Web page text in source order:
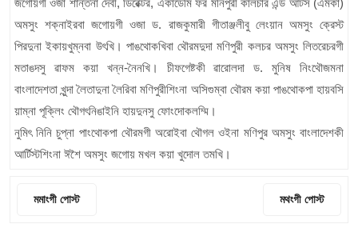
জগোয়গী ওজা শান্তনা দেবী, ডিরেক্টর, একাডেমি ফর মনিপুরী কালচার এন্ড আর্টস (এমকা)
অমসুং শক্নাইরবা জগোয়গী ওজা ড. রাজকুমারী গীতাঞ্জলীবু লেংয়ান অমসুং ক্রেস্ট
পিরদুনা ইকায়খুম্নবা উৎখি। পাঙথোকখিবা থৌরমদুদা মণিপুরী কলচর অমসুং লিতরেচরগী
মতাঙদসু ৱাফম কয়া খন্ন-নৈনখি। চীফগেষ্টকী ৱারোলদা ড. মুনিষ নিংথৌজমনা
বাংলাদেশতা খুন্দা লৈতাদুনা লৈরিবা মণিপুরীশিংনা অসিগুম্বা থৌরম কয়া পাঙথোকপা হায়বসি
য়াম্না পূক্লিং থৌগৎনিঙাইনি হায়দুনসু ফোংদোকলম্মি।
নুমিৎ নিনি চুপ্না পাংথোকপা থৌরমগী অরোইবা থৌগল ওইনা মণিপুর অমসুং বাংলাদেশকী
আর্টিস্টশিংনা ঈশৈ অমসুং জগোয় মখল কয়া খুদোল তমখি।
মমাংগী পোস্ট মথংগী পোস্ট